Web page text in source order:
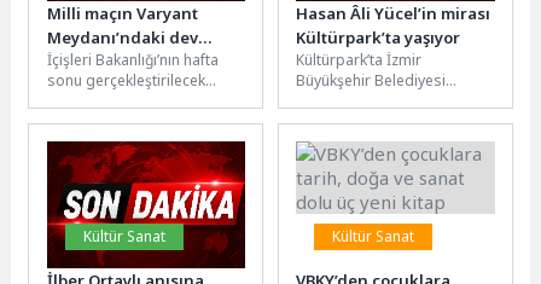
Milli maçın Varyant
Meydanı’ndaki dev
ekran yayını iptal edildi
İçişleri Bakanlığı’nın hafta
sonu gerçekleştirilecek
Sınavı (YKS) kapsamında
alınacak tedbirlere ilişkin
valiliklere gönderdiği...
Hasan Âli Yücel’in mirası
Kültürpark’ta yaşıyor
Kültürpark’ta İzmir
Büyükşehir Belediyesi
Hasan Âli Yücel Kütüphanesi,
kısa sürede binlerce
gencin...
Kültür Sanat Kültür Sanat